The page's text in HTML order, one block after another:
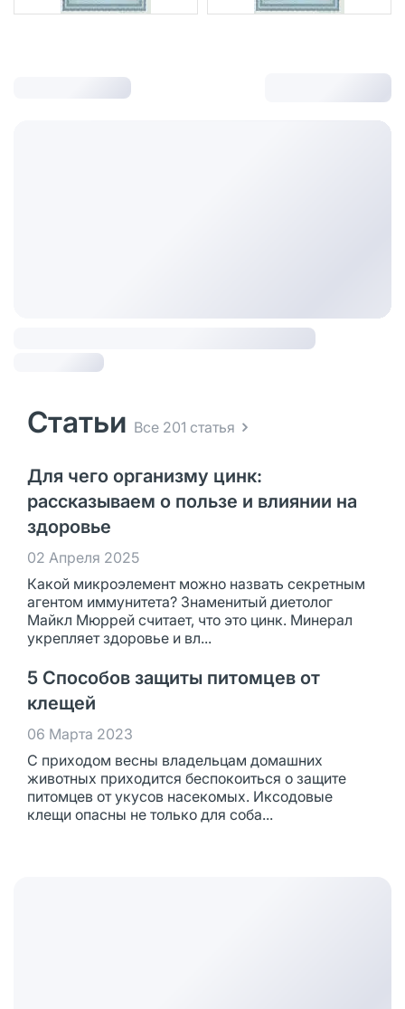
Статьи Все 201 статья
Для чего организму цинк:
рассказываем о пользе и влиянии на
здоровье
02 Апреля 2025
Какой микроэлемент можно назвать секретным
агентом иммунитета? Знаменитый диетолог
Майкл Мюррей считает, что это цинк. Минерал
укрепляет здоровье и вл...
5 Способов защиты питомцев от
клещей
06 Марта 2023
С приходом весны владельцам домашних
животных приходится беспокоиться о защите
питомцев от укусов насекомых. Иксодовые
клещи опасны не только для соба...